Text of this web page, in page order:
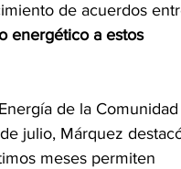
de acuerdos
energético a estos
de la
julio, Márquez
meses permiten